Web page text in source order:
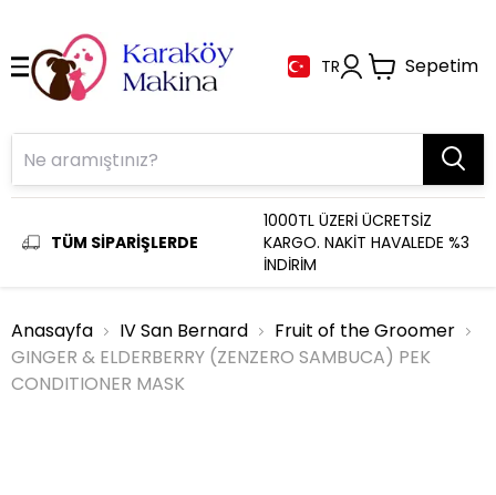
TR Sepetim
TÜM SİPARİŞLERDE
1000TL ÜZERİ ÜCRETSİZ
KARGO. NAKİT HAVALEDE %3
İNDİRİM
Anasayfa IV San Bernard
Fruit of the Groomer
GINGER & ELDERBERRY (ZENZERO SAMBUCA) PEK
CONDITIONER MASK